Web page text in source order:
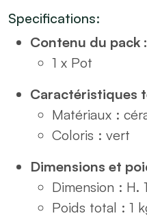
couvercle
bambou
CAFE
quantity
Specifications:
Contenu du pack :
1 x Pot
Caractéristiques
Matériaux :
Coloris : vert
Dimensions et
Dimension : H.
Poids total : 1